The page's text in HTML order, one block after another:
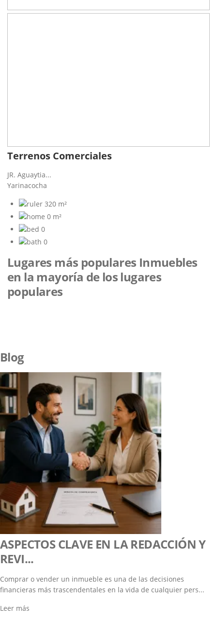
Terrenos Comerciales
JR. Aguaytia...
Yarinacocha
320 m²
0 m²
0
0
Lugares más populares Inmuebles
en la mayoría de los lugares
populares
Blog
ASPECTOS CLAVE EN LA REDACCIÓN Y
REVI...
Comprar o vender un inmueble es una de las decisiones
financieras más trascendentales en la vida de cualquier pers...
Leer más